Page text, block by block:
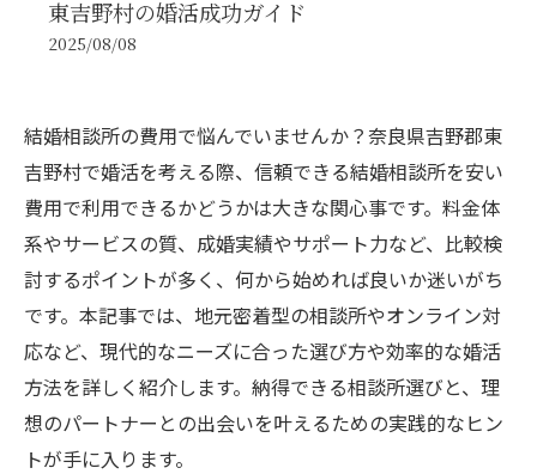
東吉野村の婚活成功ガイド
2025/08/08
結婚相談所の費用で悩んでいませんか？奈良県吉野郡東
吉野村で婚活を考える際、信頼できる結婚相談所を安い
費用で利用できるかどうかは大きな関心事です。料金体
系やサービスの質、成婚実績やサポート力など、比較検
討するポイントが多く、何から始めれば良いか迷いがち
です。本記事では、地元密着型の相談所やオンライン対
応など、現代的なニーズに合った選び方や効率的な婚活
方法を詳しく紹介します。納得できる相談所選びと、理
想のパートナーとの出会いを叶えるための実践的なヒン
トが手に入ります。